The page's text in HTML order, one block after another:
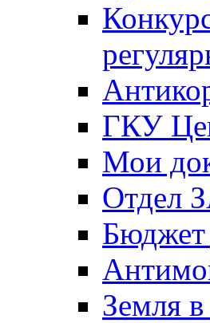
ГКУ
Мои
Отдел
Бюджет
Земля